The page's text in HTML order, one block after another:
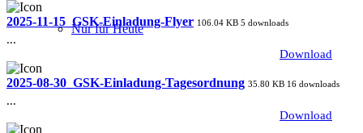
Nur für Heute
2025-11-15_GSK-Einladung-Flyer 106.04 KB 5 downloads
...
Download
2025-08-30_GSK-Einladung-Tagesordnung 35.80 KB 16 downloads
...
Download